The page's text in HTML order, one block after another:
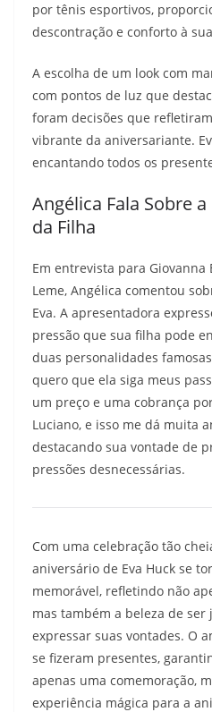
por tênis esportivos,
descontração e conforto à
A escolha de um look com
com pontos de luz que
foram decisões que
vibrante da aniversariante.
encantando todos os
Angélica Fala Sobre
da Filha
Em entrevista para Giovanna
Leme, Angélica comentou
Eva. A apresentadora
pressão que sua filha pode
duas personalidades
quero que ela siga meus
um preço e uma cobrança
Luciano, e isso me dá muita
destacando sua vontade de
pressões desnecessárias.
Com uma celebração tão
aniversário de Eva Huck se
memorável, refletindo não
mas também a beleza de ser
expressar suas vontades. O
se fizeram presentes,
apenas uma comemoração,
experiência mágica para a